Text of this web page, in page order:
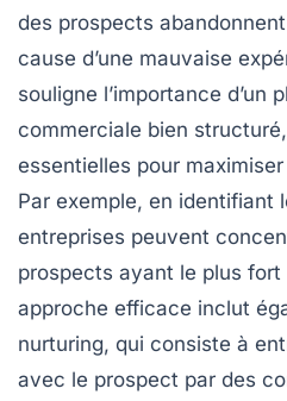
des prospects
cause d’une mauvaise
souligne l’importance d’un
commerciale bien
essentielles pour
Par exemple, en identifiant
entreprises peuvent
prospects ayant le plus fort
approche efficace inclut
nurturing, qui consiste à
avec le prospect par des